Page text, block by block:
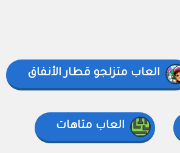
العاب متزلجو قطار الأنفاق
العاب متاهات